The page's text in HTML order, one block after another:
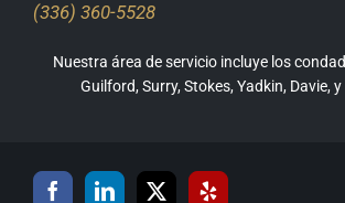
(336) 360-5528
Nuestra área de servicio incluye los
Guilford, Surry, Stokes, Yadkin, Davie,